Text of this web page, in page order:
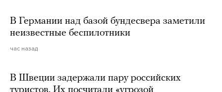
В Германии над базой бундесвера заметили
неизвестные беспилотники
час назад
В Швеции задержали пару российских
туристов. Их посчитали «угрозой